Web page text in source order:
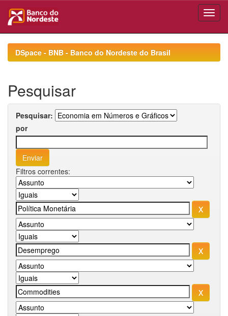
navigationDSpace - BNB - Banco do Nordeste do Brasil
Pesquisar
Pesquisar:
por
Filtros correntes: